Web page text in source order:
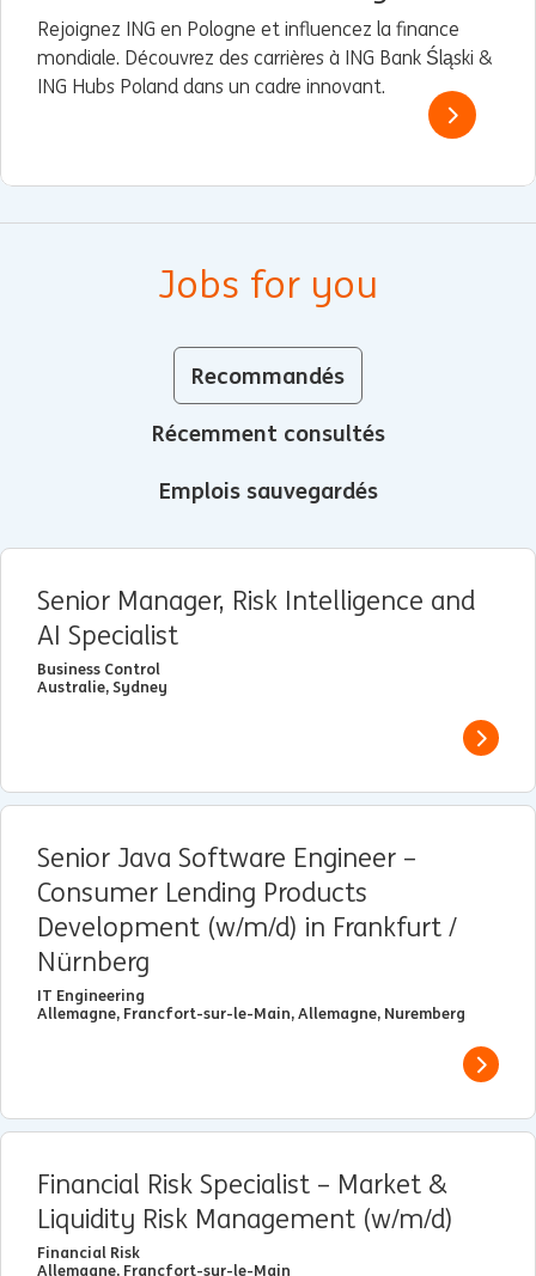
Rejoignez ING en Pologne et influencez la finance
mondiale. Découvrez des carrières à ING Bank Śląski &
ING Hubs Poland dans un cadre innovant.
Jobs for you
Recommandés
Récemment consultés
Emplois sauvegardés
Senior Manager, Risk Intelligence and
AI Specialist
Business Control
Australie, Sydney
View
Senior Java Software Engineer –
Consumer Lending Products
Development (w/m/d) in Frankfurt /
Nürnberg
IT Engineering
Allemagne, Francfort-sur-le-Main, Allemagne, Nuremberg
View
Financial Risk Specialist – Market &
Liquidity Risk Management (w/m/d)
Financial Risk
Allemagne, Francfort-sur-le-Main